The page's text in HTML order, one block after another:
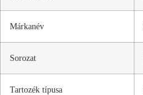
Márkanév
Sorozat
Tartozék típusa